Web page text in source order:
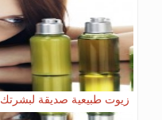
زيوت طبيعية صديقة لبشرتك